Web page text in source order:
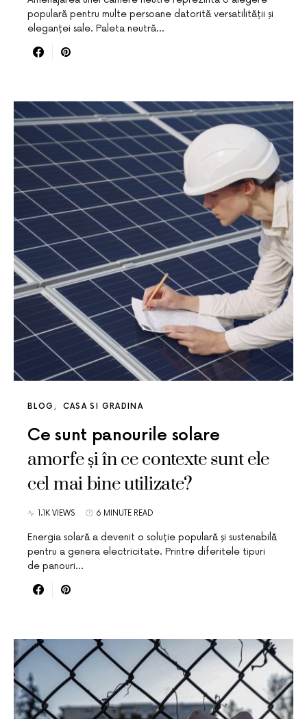
populară pentru multe persoane datorită versatilității și
eleganței sale. Paleta neutră…
BLOG CASA SI GRADINA
Ce sunt panourile solare
amorfe și în ce contexte sunt ele
cel mai bine utilizate?
1.1K VIEWS 6 MINUTE READ
Energia solară a devenit o soluție populară și sustenabilă
pentru a genera electricitate. Printre diferitele tipuri
de panouri…